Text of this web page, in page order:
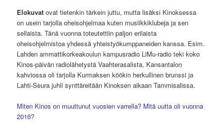
Elokuvat ovat tietenkin tärkein juttu, mutta lisäksi Kinoksessa
on usein tarjolla oheisohjelmaa kuten musiikkiklubeja ja sen
sellaista. Tänä vuonna toteutettiin paljon erilaista
oheisohjelmistoa yhdessä yhteistyökumppaneiden kanssa. Esim.
Lahden ammattikorkeakoulun kampusradio LiMu-radio teki koko
Kinos-päivän radiolähetystä Vaahterasalista, Kansantalon
kahviossa oli tarjolla Kurmaksen köökin herkullinen brunssi ja
Lahti-Seura juhli synttäreitään Kinoksen aikaan Tammisalissa.
Miten Kinos on muuttunut vuosien varrella? Mitä uutta oli vuonna
2016?